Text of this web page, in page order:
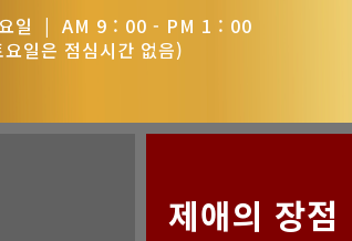
일 | AM 9 : 00 - PM 1 : 00
요일은 점심시간 없음)
제애의 장점